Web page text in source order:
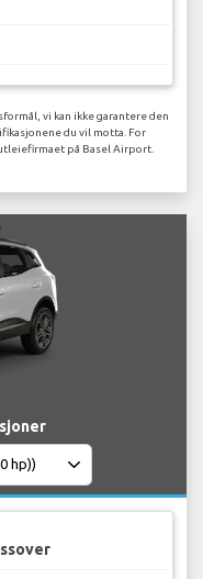
vi kan ikke garantere den
du vil motta. For
på Basel Airport.